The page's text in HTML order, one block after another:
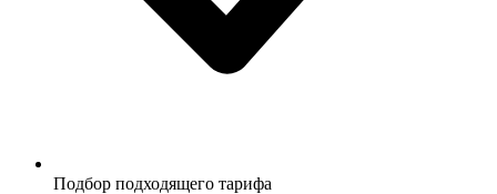
Подбор подходящего тарифа